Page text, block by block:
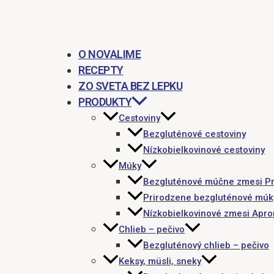
O NOVALIME
RECEPTY
ZO SVETA BEZ LEPKU
PRODUKTY
Cestoviny
Bezgluténové cestoviny
Nízkobielkovinové cestoviny
Múky
Bezgluténové múčne zmesi
Prirodzene bezgluténové
Nízkobielkovinové zmesi
Chlieb – pečivo
Bezgluténový chlieb – pečivo
Keksy, müsli, sneky